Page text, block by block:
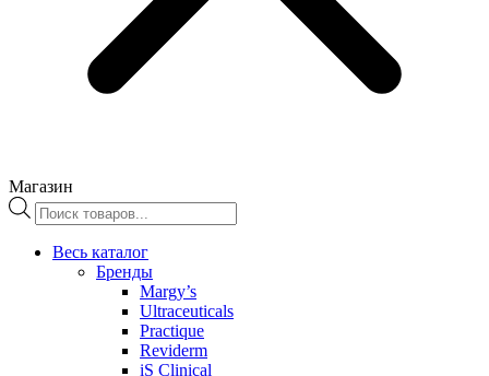
Магазин
Поиск
товаров
Весь каталог
Бренды
Margy’s
Ultraceuticals
Practique
Reviderm
iS Clinical